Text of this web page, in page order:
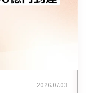
2026.07.03